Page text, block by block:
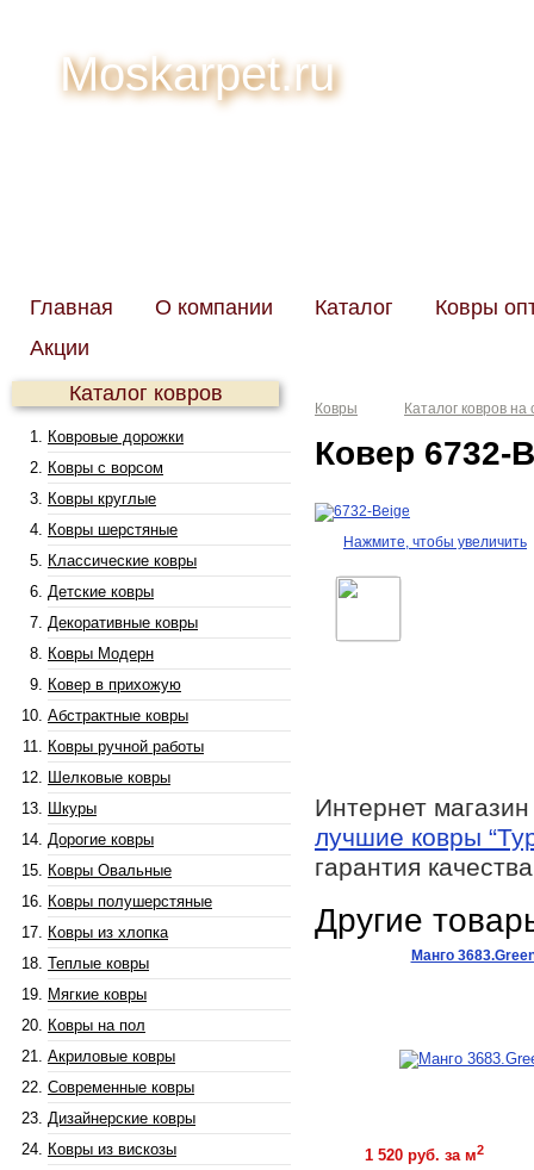
Moskarpet.ru
Главная О компании Каталог
Ковры
Акции
Каталог ковров
Ковровые дорожки
Ковры с ворсом
Ковры круглые
Ковры шерстяные
Классические ковры
Детские ковры
Декоративные ковры
Ковры Модерн
Ковер в прихожую
Абстрактные ковры
Ковры ручной работы
Шелковые ковры
Шкуры
Дорогие ковры
Ковры Овальные
Ковры полушерстяные
Ковры из хлопка
Теплые ковры
Мягкие ковры
Ковры на пол
Акриловые ковры
Современные ковры
Дизайнерские ковры
Ковры из вискозы
Ковры Каталог ковров
Ковер 6732-
Нажмите, чтобы увеличить
Интернет
лучшие ковры
гарантия
Другие
Манго
1 520 руб. за м2
Купить